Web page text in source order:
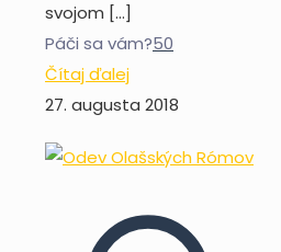
svojom […]
Páči sa vám?50
Čítaj ďalej
27. augusta 2018